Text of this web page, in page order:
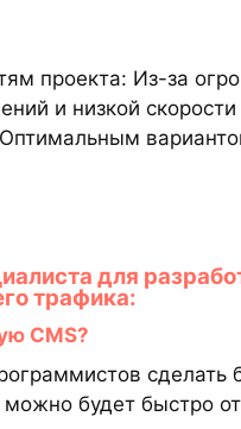
проекта: Из-за
и низкой
для
трафика:
CMS?
сделать
будет быстро